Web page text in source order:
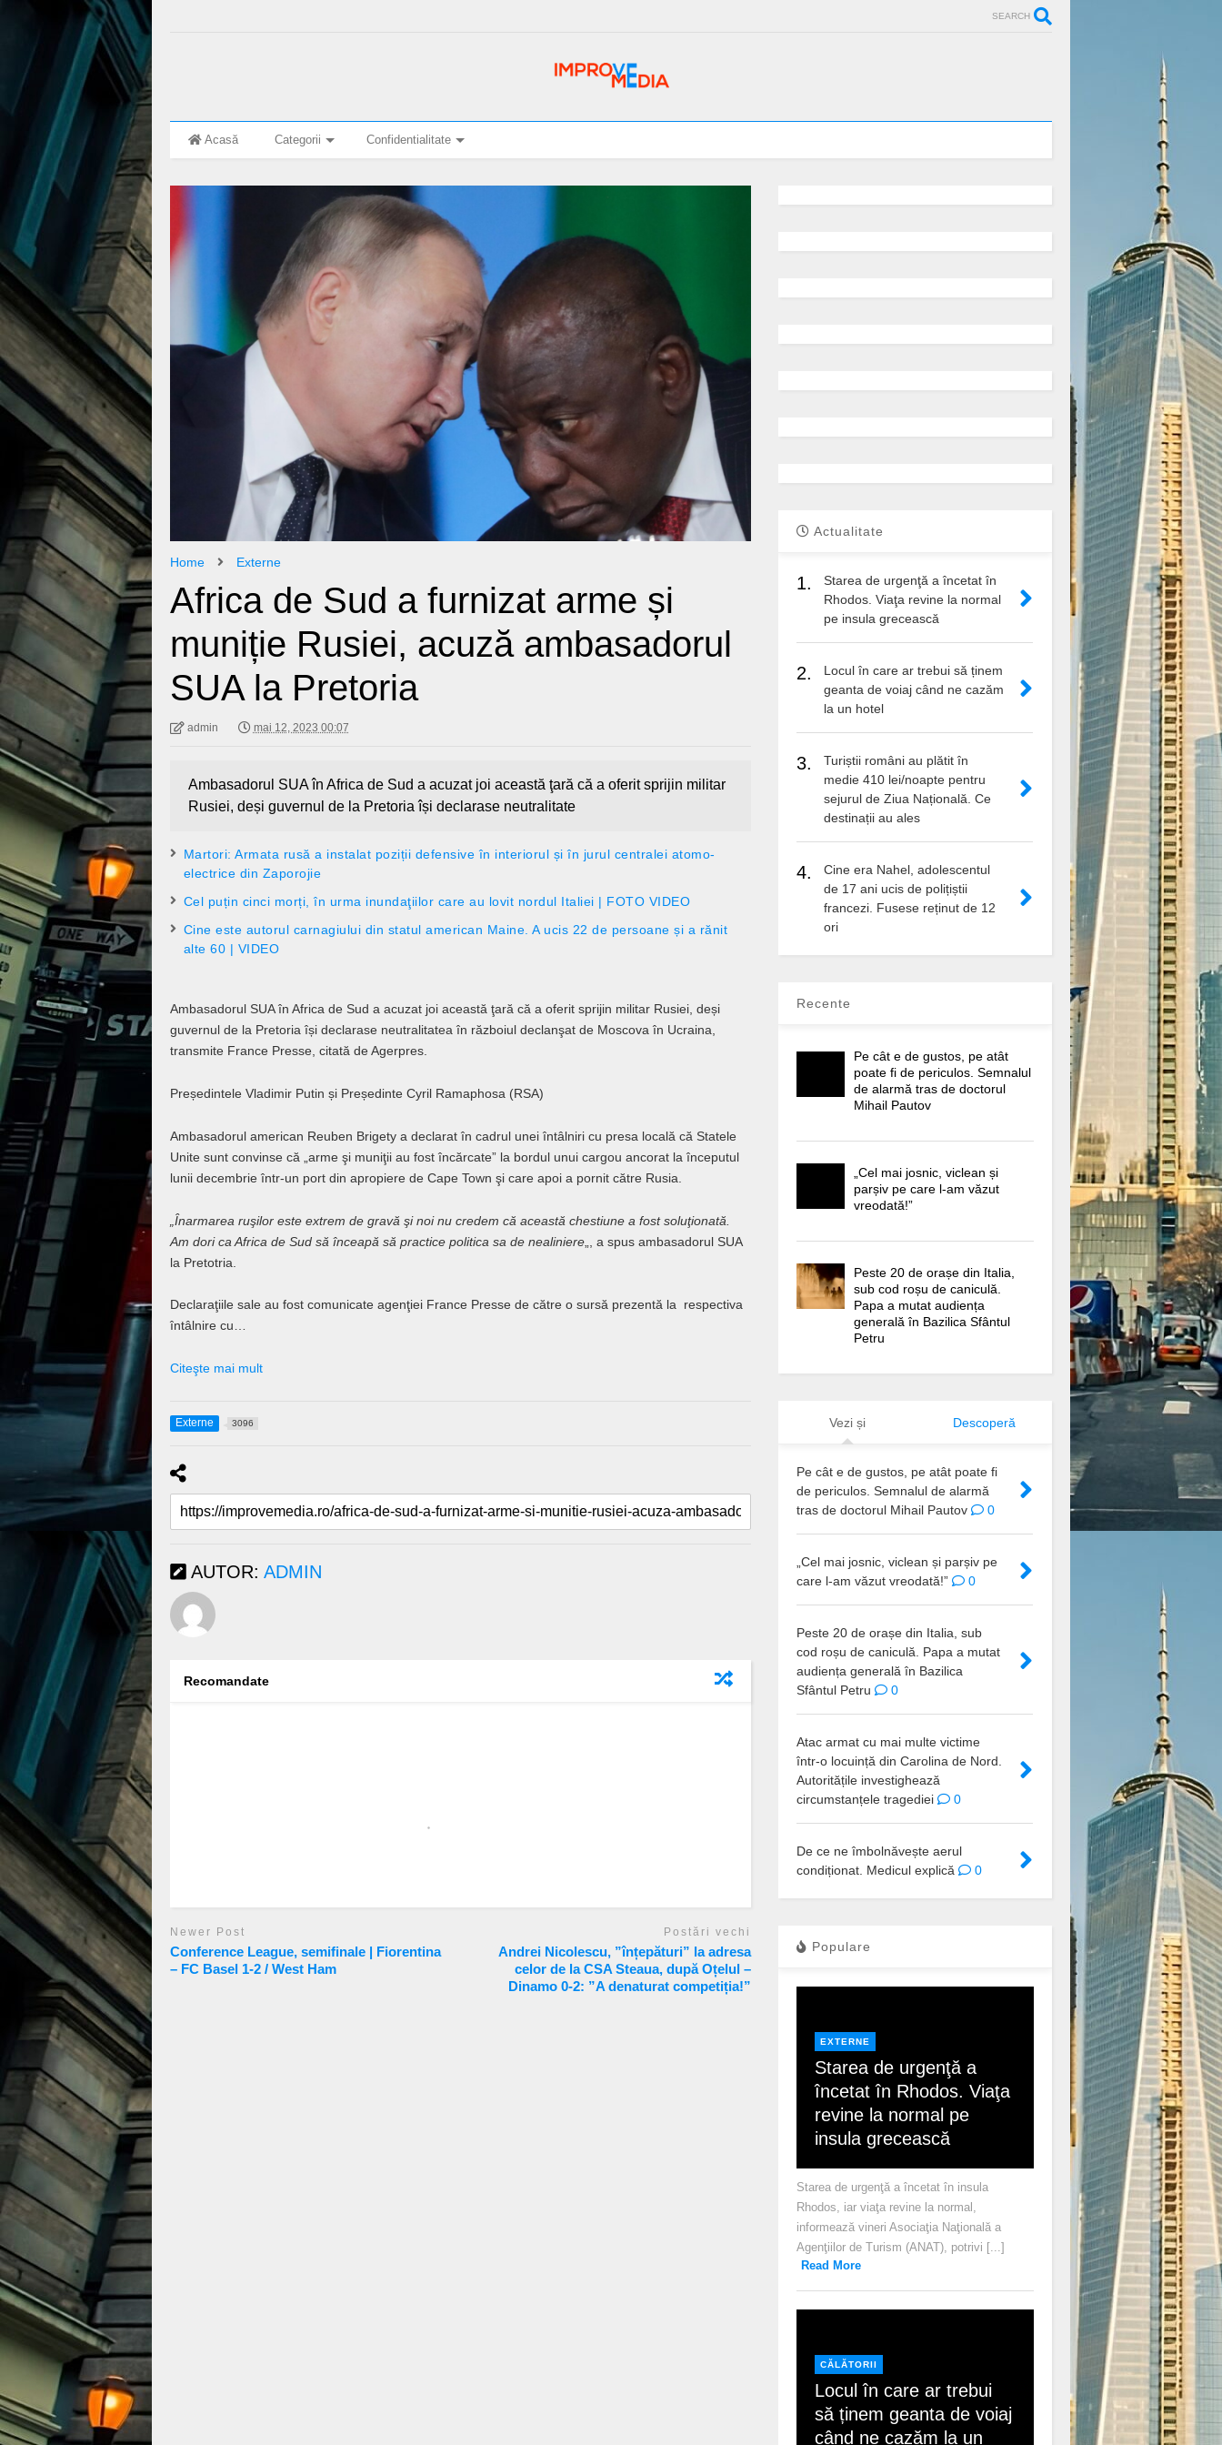
SEARCH
Acasă Categorii Confidentialitate
Home Externe
Africa de Sud a furnizat arme și
muniție Rusiei, acuză ambasadorul
SUA la Pretoria
admin mai 12, 2023 00:07
Ambasadorul SUA în Africa de Sud a acuzat joi această ţară că a oferit sprijin militar
Rusiei, deși guvernul de la Pretoria își declarase neutralitate
Martori: Armata rusă a instalat poziții defensive în interiorul și în jurul centralei atomo-
electrice din Zaporojie
Cel puțin cinci morți, în urma inundaţiilor care au lovit nordul Italiei | FOTO VIDEO
Cine este autorul carnagiului din statul american Maine. A ucis 22 de persoane și a rănit
alte 60 | VIDEO
Ambasadorul SUA în Africa de Sud a acuzat joi această ţară că a oferit sprijin militar Rusiei, deși
guvernul de la Pretoria își declarase neutralitatea în războiul declanşat de Moscova în Ucraina,
transmite France Presse, citată de Agerpres.
Președintele Vladimir Putin și Președinte Cyril Ramaphosa (RSA)
Ambasadorul american Reuben Brigety a declarat în cadrul unei întâlniri cu presa locală că Statele
Unite sunt convinse că „arme şi muniţii au fost încărcate” la bordul unui cargou ancorat la începutul
lunii decembrie într-un port din apropiere de Cape Town şi care apoi a pornit către Rusia.
„Înarmarea ruşilor este extrem de gravă şi noi nu credem că această chestiune a fost soluţionată.
Am dori ca Africa de Sud să înceapă să practice politica sa de nealiniere„, a spus ambasadorul SUA
la Pretotria.
Declaraţiile sale au fost comunicate agenţiei France Presse de către o sursă prezentă la respectiva
întâlnire cu…
Citeşte mai mult
Externe 3096
AUTOR: ADMIN
Recomandate
Newer Post
Conference League, semifinale | Fiorentina
– FC Basel 1-2 / West Ham
Postări vechi
Andrei Nicolescu, ”înțepături” la adresa
celor de la CSA Steaua, după Oțelul –
Dinamo 0-2: ”A denaturat competiția!”
Actualitate
1.
Starea de urgenţă a încetat în
Rhodos. Viaţa revine la normal
pe insula grecească
2.
Locul în care ar trebui să ținem
geanta de voiaj când ne cazăm
la un hotel
3.
Turiștii români au plătit în
medie 410 lei/noapte pentru
sejurul de Ziua Națională. Ce
destinații au ales
4.
Cine era Nahel, adolescentul
de 17 ani ucis de polițiștii
francezi. Fusese reținut de 12
ori
Recente
Pe cât e de gustos, pe atât
poate fi de periculos. Semnalul
de alarmă tras de doctorul
Mihail Pautov
„Cel mai josnic, viclean și
parșiv pe care l-am văzut
vreodată!”
Peste 20 de orașe din Italia,
sub cod roșu de caniculă.
Papa a mutat audiența
generală în Bazilica Sfântul
Petru
Vezi și Descoperă
Pe cât e de gustos, pe atât poate fi
de periculos. Semnalul de alarmă
tras de doctorul Mihail Pautov
0
„Cel mai josnic, viclean și parșiv pe
care l-am văzut vreodată!”
0
Peste 20 de orașe din Italia, sub
cod roșu de caniculă. Papa a mutat
audiența generală în Bazilica
Sfântul Petru
0
Atac armat cu mai multe victime
într-o locuință din Carolina de Nord.
Autoritățile investighează
circumstanțele tragediei
0
De ce ne îmbolnăvește aerul
condiționat. Medicul explică
0
Populare
EXTERNE
Starea de urgenţă a
încetat în Rhodos. Viaţa
revine la normal pe
insula grecească
Starea de urgenţă a încetat în insula
Rhodos, iar viaţa revine la normal,
informează vineri Asociaţia Naţională a
Agenţiilor de Turism (ANAT), potrivi [...]
Read More
CĂLĂTORII
Locul în care ar trebui
să ținem geanta de voiaj
când ne cazăm la un